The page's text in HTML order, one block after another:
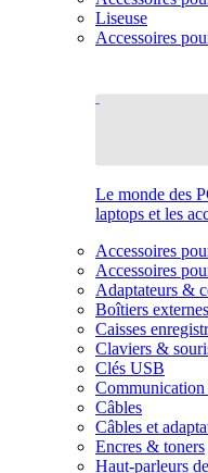
Liseuse
Accessoires
Le monde des
laptops et les
Accessoires
Accessoires
Adaptateurs &
Boîtiers
Caisses
Claviers &
Clés USB
Communication
Câbles
Câbles et
Encres & toners
Haut-parleurs